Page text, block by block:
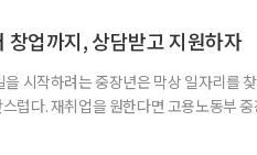
창업까지, 상담받고 지원하자
을 시작하려는 중장년은 막상 일자리를
럽다. 재취업을 원한다면 고용노동부